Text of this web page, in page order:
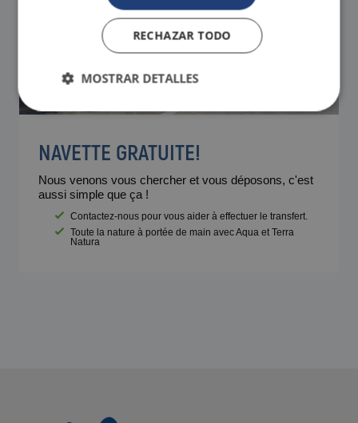
NAVETTE GRATUITE!
Nous venons vous chercher et vous déposons, c'est
aussi simple que ça !
Contactez-nous pour vous aider à effectuer le transfert.
Toute la nature à portée de main avec Aqua et Terra
Natura
RECHAZAR TODO
MOSTRAR DETALLES